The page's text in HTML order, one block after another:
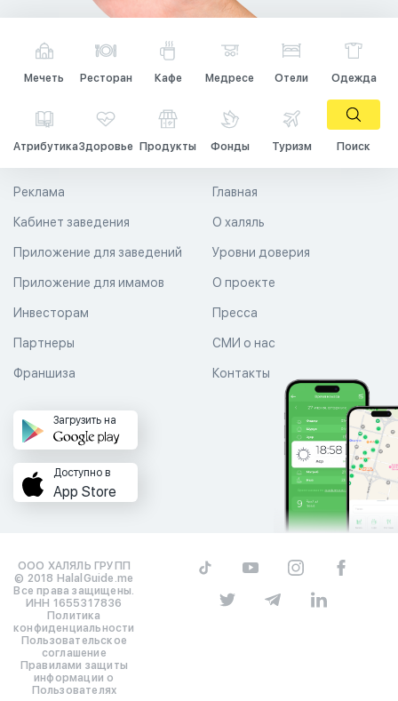
Мечеть Ресторан Кафе Медресе Отели Одежда
АтрибутикаЗдоровье Продукты Фонды Туризм Поиск
Главная
О халяль
Уровни доверия
Реклама
Кабинет заведения
Приложение для заведений
Приложение для имамов О проекте
Пресса
СМИ о нас
Контакты
Инвесторам
Партнеры
Франшиза
Загрузить на
Доступно в
App Store
ООО ХАЛЯЛЬ ГРУПП
© 2018 HalalGuide.me
Все права защищены.
ИНН 1655317836
Политика
конфиденциальности
Пользовательское
соглашение
Правилами защиты
информации о
Пользователях